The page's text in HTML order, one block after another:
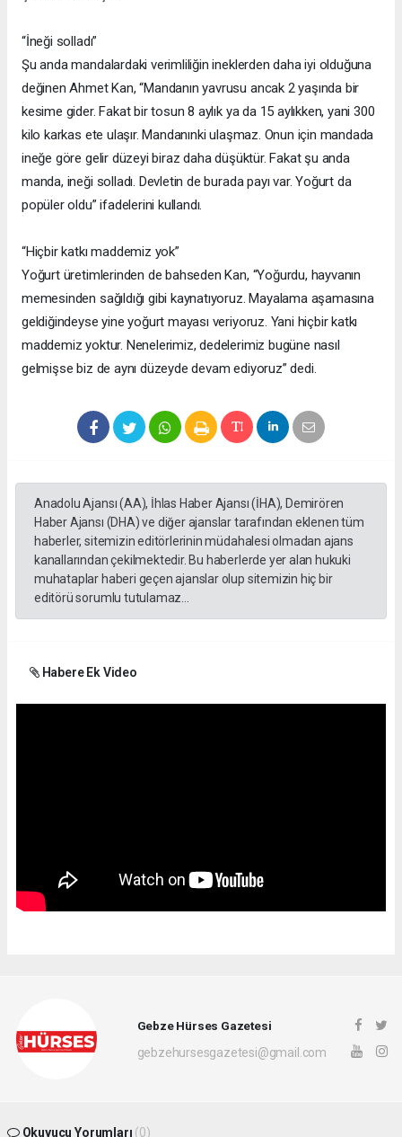
“İneği solladı”
Şu anda mandalardaki verimliliğin ineklerden daha iyi olduğuna
değinen Ahmet Kan, “Mandanın yavrusu ancak 2 yaşında bir
kesime gider. Fakat bir tosun 8 aylık ya da 15 aylıkken, yani 300
kilo karkas ete ulaşır. Mandanınki ulaşmaz. Onun için mandada
ineğe göre gelir düzeyi biraz daha düşüktür. Fakat şu anda
manda, ineği solladı. Devletin de burada payı var. Yoğurt da
popüler oldu” ifadelerini kullandı.
“Hiçbir katkı maddemiz yok”
Yoğurt üretimlerinden de bahseden Kan, “Yoğurdu, hayvanın
memesinden sağıldığı gibi kaynatıyoruz. Mayalama aşamasına
geldiğindeyse yine yoğurt mayası veriyoruz. Yani hiçbir katkı
maddemiz yoktur. Nenelerimiz, dedelerimiz bugüne nasıl
gelmişse biz de aynı düzeyde devam ediyoruz” dedi.
Anadolu Ajansı (AA), İhlas Haber Ajansı (İHA), Demirören
Haber Ajansı (DHA) ve diğer ajanslar tarafından eklenen tüm
haberler, sitemizin editörlerinin müdahalesi olmadan ajans
kanallarından çekilmektedir. Bu haberlerde yer alan hukuki
muhataplar haberi geçen ajanslar olup sitemizin hiç bir
editörü sorumlu tutulamaz...
Habere Ek Video
Gebze Hürses Gazetesi
gebzehursesgazetesi@gmail.com
Okuyucu Yorumları (0)